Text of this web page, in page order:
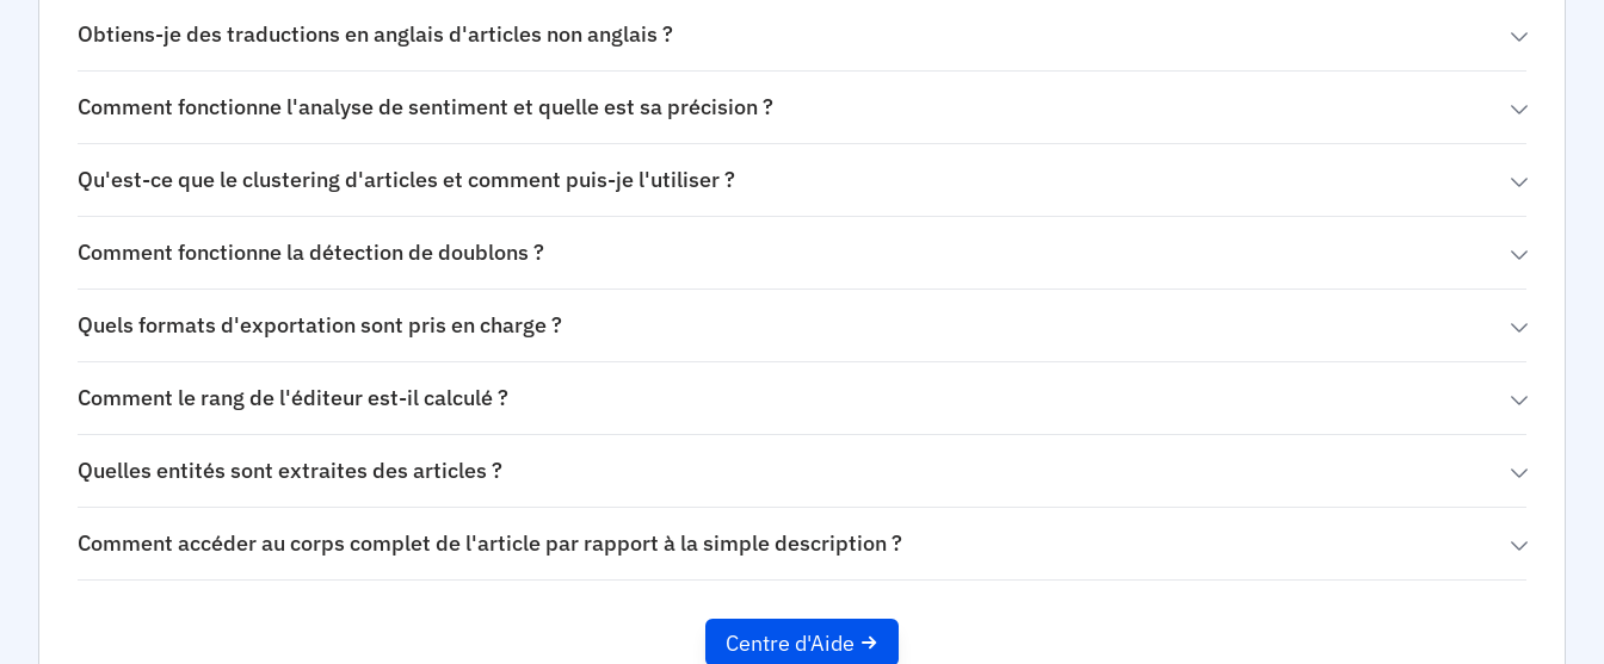
Obtiens-je des traductions en anglais d'articles non anglais ?
Comment fonctionne l'analyse de sentiment et quelle est sa précision ?
Qu'est-ce que le clustering d'articles et comment puis-je l'utiliser ?
Comment fonctionne la détection de doublons ?
Quels formats d'exportation sont pris en charge ?
Comment le rang de l'éditeur est-il calculé ?
Quelles entités sont extraites des articles ?
Comment accéder au corps complet de l'article par rapport à la simple description ?
Centre d'Aide